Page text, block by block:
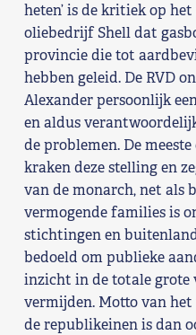
heten’ is de kritiek op
oliebedrijf Shell dat
provincie die tot
hebben geleid. De RVD
Alexander persoonlijk
en aldus
de problemen. De
kraken deze stelling en
van de monarch, net als
vermogende families is
stichtingen en
bedoeld om publieke
inzicht in de totale grote
vermijden. Motto van
de republikeinen is dan